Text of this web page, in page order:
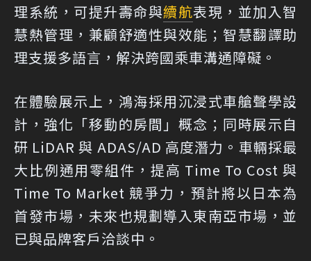
理系統，可提升壽命與續航表現，並加入智
慧熱管理，兼顧舒適性與效能；智慧翻譯助
理支援多語言，解決跨國乘車溝通障礙。
在體驗展示上，鴻海採用沉浸式車艙聲學設
計，強化「移動的房間」概念；同時展示自
研 LiDAR 與 ADAS/AD 高度潛力。車輛採最
大比例通用零組件，提高 Time To Cost 與
Time To Market 競爭力，預計將以日本為
首發市場，未來也規劃導入東南亞市場，並
已與品牌客戶洽談中。